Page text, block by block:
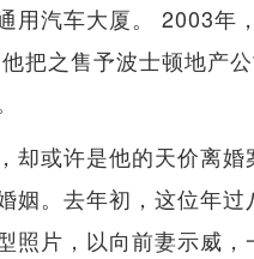
用汽车大厦。 2003年
把之售予波士顿地产
却或许是他的天价离
姻。去年初，这位年
照片，以向前妻示威，